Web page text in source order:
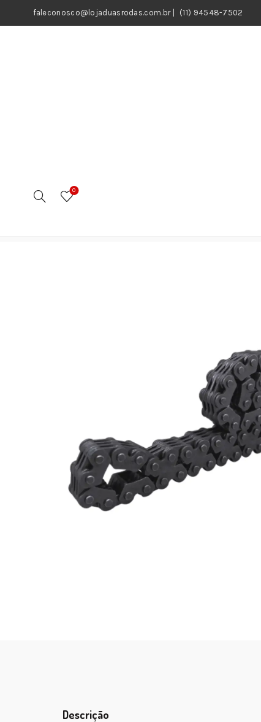
faleconosco@lojaduasrodas.com.br| (11) 94548-7502
0
Descrição